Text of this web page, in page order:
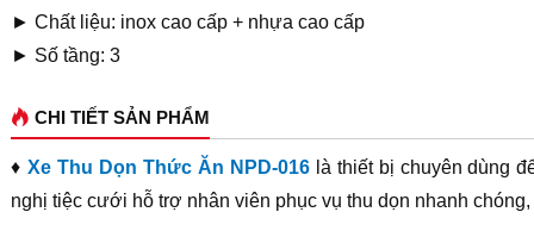
► Chất liệu: inox cao cấp + nhựa cao cấp
► Số tầng: 3
CHI TIẾT SẢN PHẨM
♦ Xe Thu Dọn Thức Ăn NPD-016là thiết bị chuyên dùng
nghị tiệc cưới hỗ trợ nhân viên phục vụ thu dọn nhanh